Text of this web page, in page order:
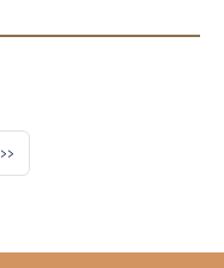
Następna strona
››